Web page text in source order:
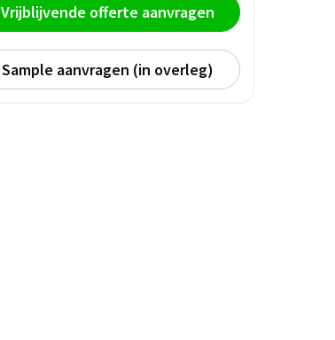
Vrijblijvende offerte aanvragen
Sample aanvragen (in overleg)